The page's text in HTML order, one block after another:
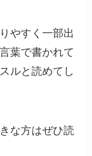
やすく一部出
葉で書かれて
ルと読めてし
な方はぜひ読